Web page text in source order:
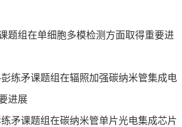
题组在单细胞多模检测方面取得重要进
练矛课题组在辐照加强碳纳米管集成电
进展
矛课题组在碳纳米管单片光电集成芯片